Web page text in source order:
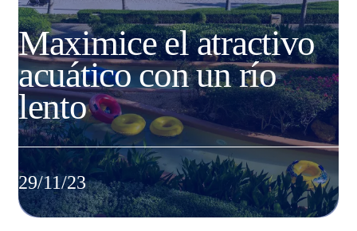
Maximice el atractivo
acuático con un río
lento
29/11/23